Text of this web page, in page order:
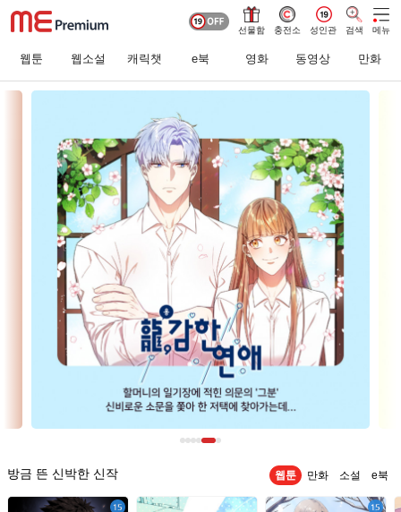
선물함 충전소 성인관 검색 메뉴
웹툰 웹소설 캐릭챗 e북 영화 동영상 만화
방금 뜬 신박한 신작 웹툰 만화 소설 e북